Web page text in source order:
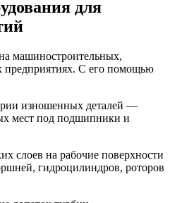
для
машиностроительных,
предприятиях. С его помощью
изношенных деталей —
мест под подшипники и
слоев на рабочие поверхности
гидроцилиндров, роторов